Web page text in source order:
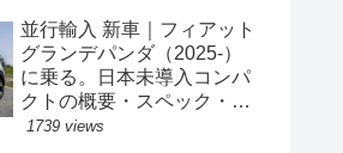
並行輸入 新車｜フィアット
グランデパンダ（2025-）
に乗る。日本未導入コンパ
クトの概要・スペック・価
格の情報。
1739 views